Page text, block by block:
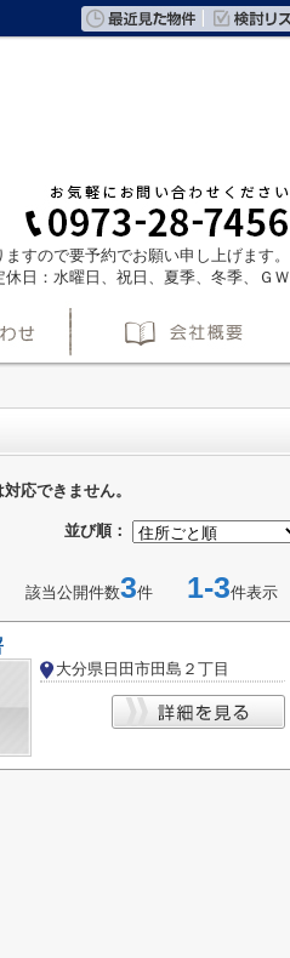
すので要予約でお願い申し上げます。
休日：水曜日、祝日、夏季、冬季、ＧＷ
応できません。
並び順：
該当公開件数3件 1-3件表示
大分県日田市田島２丁目